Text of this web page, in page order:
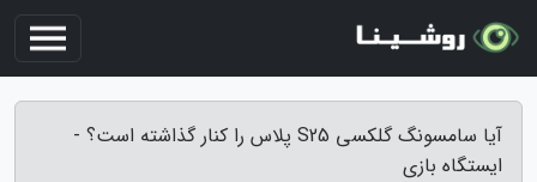
آیا سامسونگ گلکسی S25 پلاس را کنار گذاشته است؟ -
ایستگاه بازی